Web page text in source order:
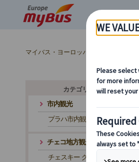
マイバス・ヨーロッパ
カテゴリ・テーマから探す
市内観光
プラハ市内観光
チェコ地方観光
チェスキー クルムロフ